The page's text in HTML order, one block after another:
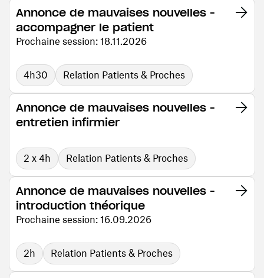
Annonce de mauvaises nouvelles -
accompagner le patient
Prochaine session: 18.11.2026
4h30 Relation Patients & Proches
Annonce de mauvaises nouvelles -
entretien infirmier
2 x 4h Relation Patients & Proches
Annonce de mauvaises nouvelles -
introduction théorique
Prochaine session: 16.09.2026
2h Relation Patients & Proches